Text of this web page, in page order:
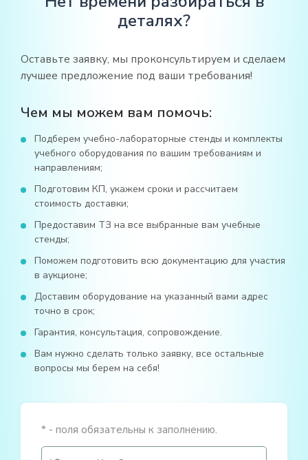
деталях?
Оставьте заявку, мы проконсультируем и сделаем
лучшее предложение под ваши требования!
Чем мы можем вам помочь:
Подберем учебно-лабораторные стенды и комплекты
учебного оборудования по вашим требованиям и
направлениям;
Подготовим КП, укажем сроки и рассчитаем
стоимость доставки;
Предоставим ТЗ на все выбранные вам учебные
стенды;
Поможем подготовить всю документацию для участия
в аукционе;
Доставим оборудование на указанный вами адрес
точно в срок;
Гарантия, консультация, сопровождение.
Вам нужно сделать только заявку, все остальные
вопросы мы берем на себя!
* - поля обязательны к заполнению.